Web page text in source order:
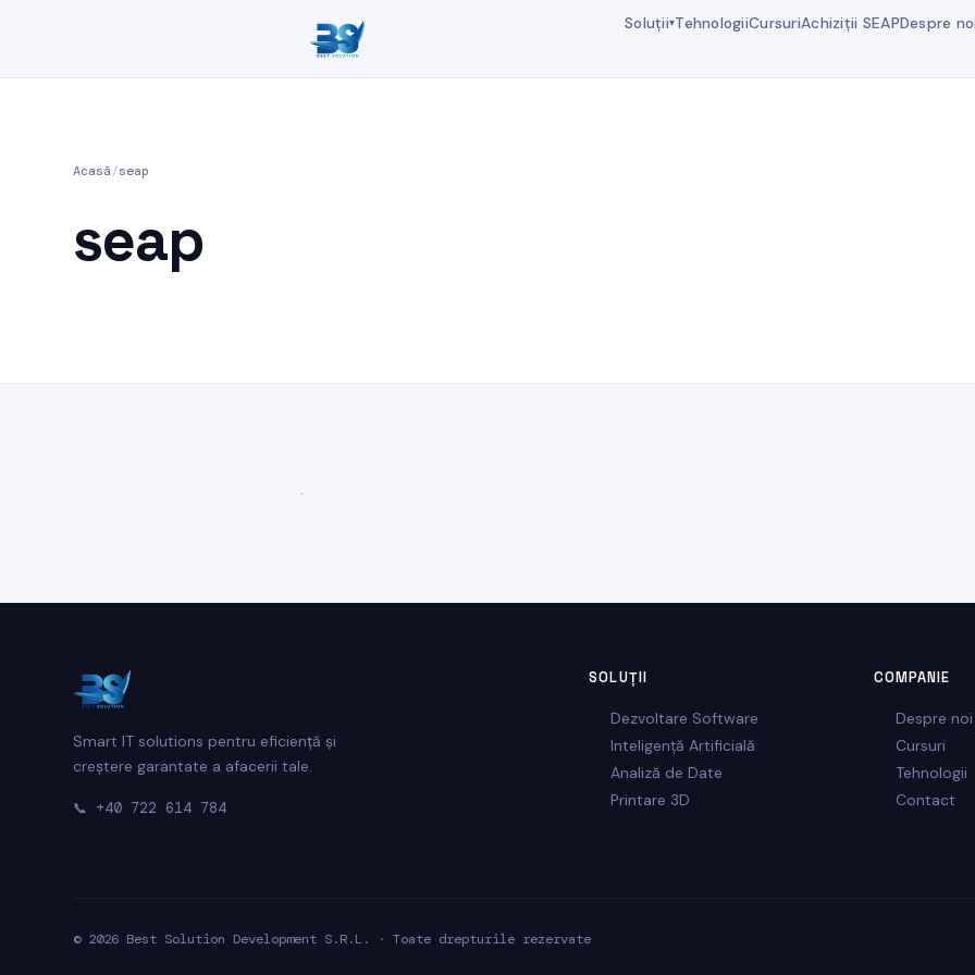
Soluții▾TehnologiiCursuriAchiziții SEAPDespre noi
Acasă/seap
seap
Smart IT solutions pentru eficiență și
creștere garantate a afacerii tale.
📞 +40 722 614 784
SOLUȚII
Dezvoltare Software
Inteligență Artificială
Analiză de Date
Printare 3D
COMPANIE
Despre noi
Cursuri
Tehnologii
Contact
© 2026 Best Solution Development S.R.L. · Toate drepturile rezervate